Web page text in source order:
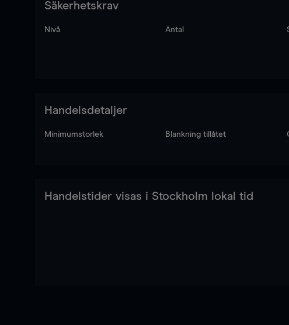
Säkerhetskrav
Nivå Antal
Handelsdetaljer
Minimumstorlek Blankning tillåtet
Handelstider visas i Stockholm lokal tid